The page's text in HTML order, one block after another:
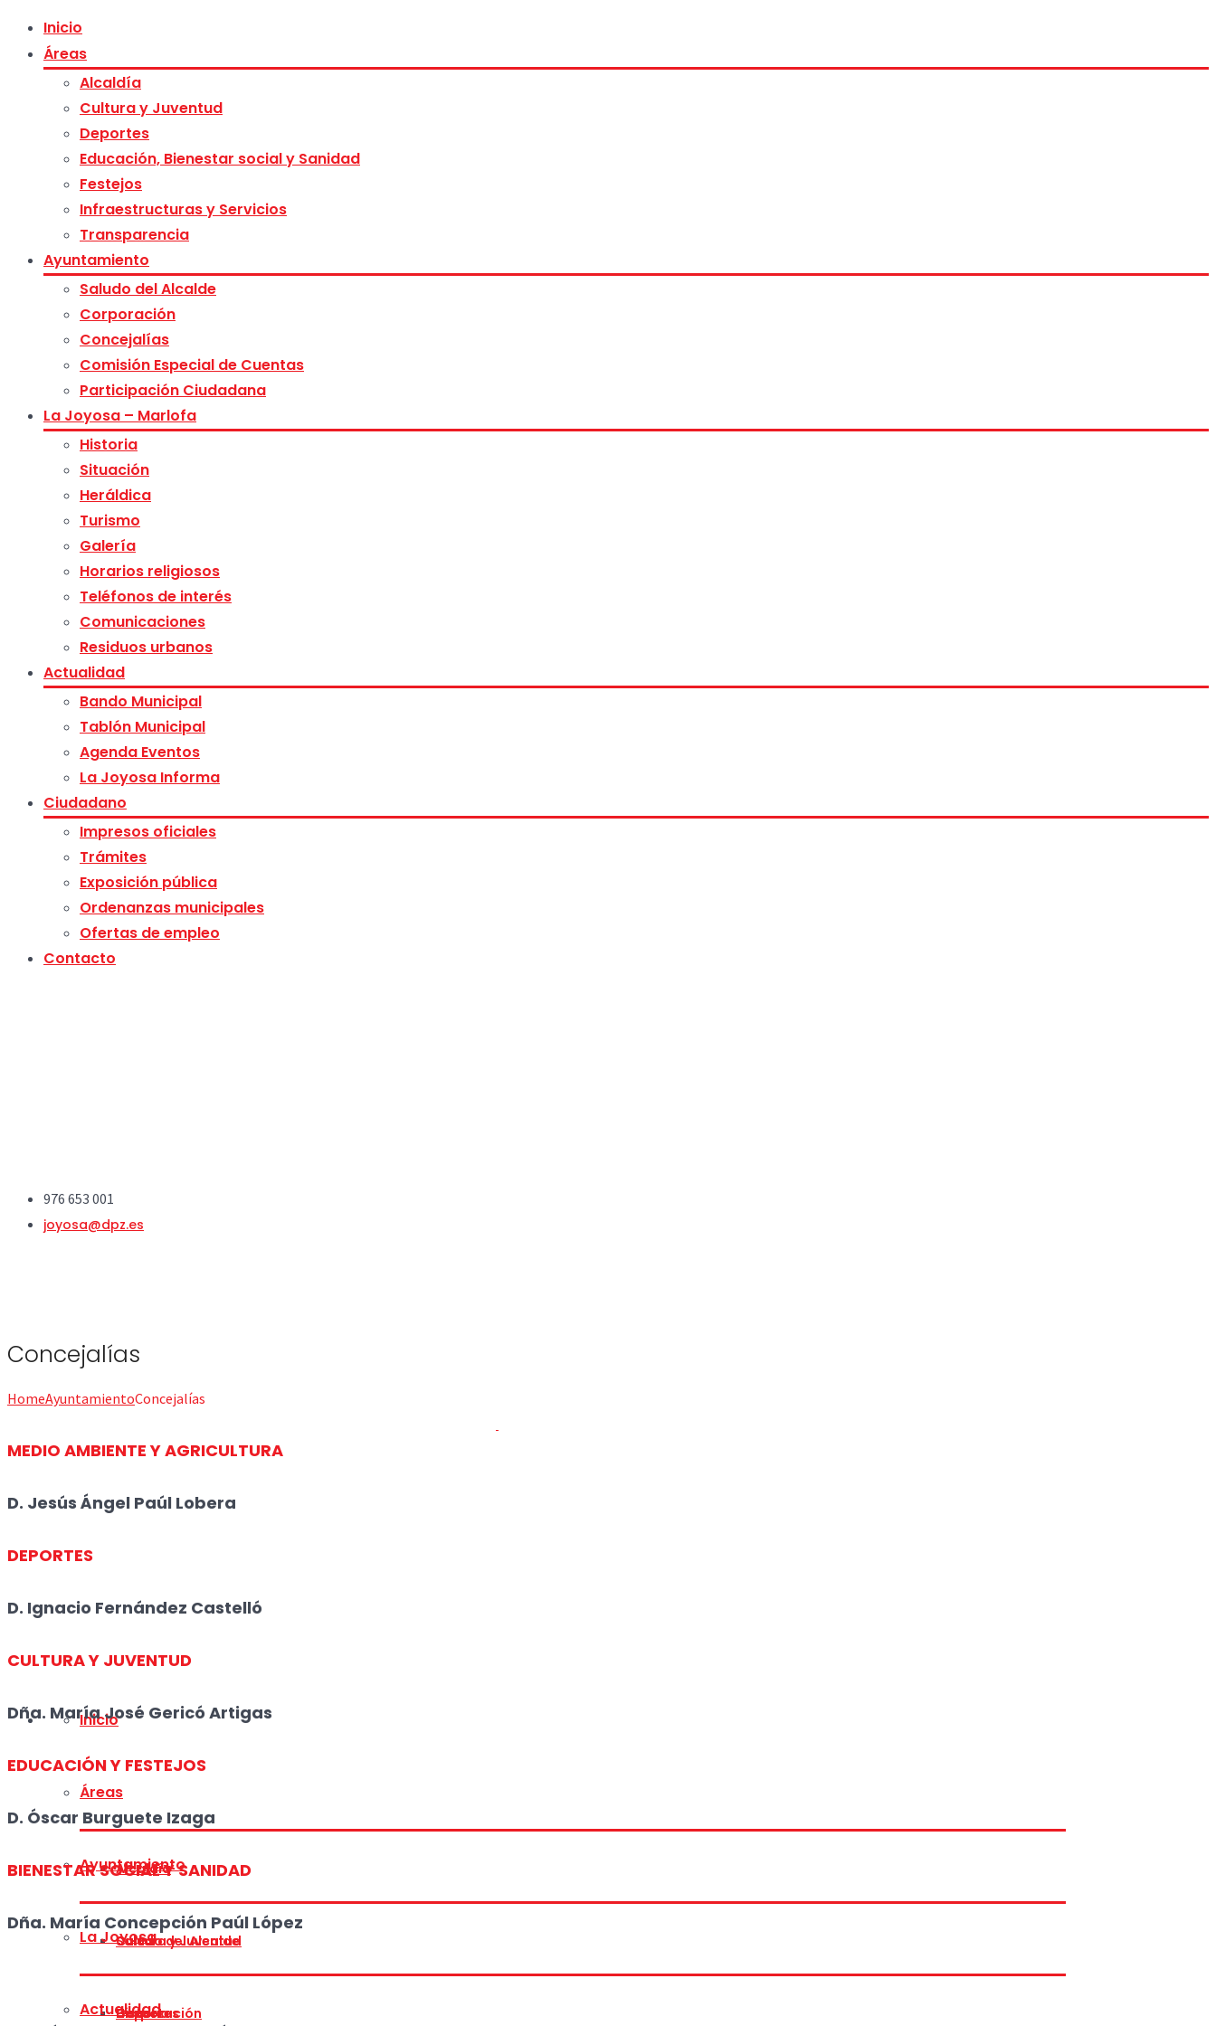
Inicio
Áreas
Alcaldía
Cultura y Juventud
Deportes
Educación, Bienestar social y Sanidad
Festejos
Infraestructuras y Servicios
Transparencia
Ayuntamiento
Saludo del Alcalde
Corporación
Concejalías
Comisión Especial de Cuentas
Participación Ciudadana
La Joyosa – Marlofa
Historia
Situación
Heráldica
Turismo
Galería
Horarios religiosos
Teléfonos de interés
Comunicaciones
Residuos urbanos
Actualidad
Bando Municipal
Tablón Municipal
Agenda Eventos
La Joyosa Informa
Ciudadano
Impresos oficiales
Trámites
Exposición pública
Ordenanzas municipales
Ofertas de empleo
Contacto
976 653 001
joyosa@dpz.es
Inicio
Áreas
Alcaldía
Cultura y Juventud
Deportes
Ayuntamiento
Saludo del Alcalde
Corporación
La Joyosa
Historia
Actualidad
Concejalías
HomeAyuntamientoConcejalías
MEDIO AMBIENTE Y AGRICULTURA
D. Jesús Ángel Paúl Lobera
DEPORTES
D. Ignacio Fernández Castelló
CULTURA Y JUVENTUD
Dña. María José Gericó Artigas
EDUCACIÓN Y FESTEJOS
D. Óscar Burguete Izaga
BIENESTAR SOCIAL Y SANIDAD
Dña. María Concepción Paúl López